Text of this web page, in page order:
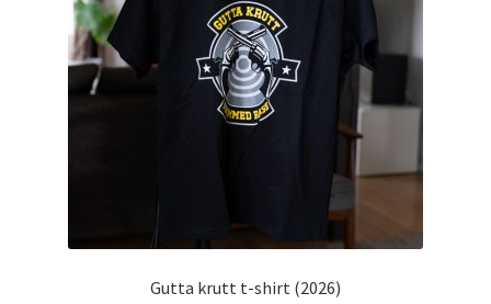
Gutta krutt t-shirt (2026)